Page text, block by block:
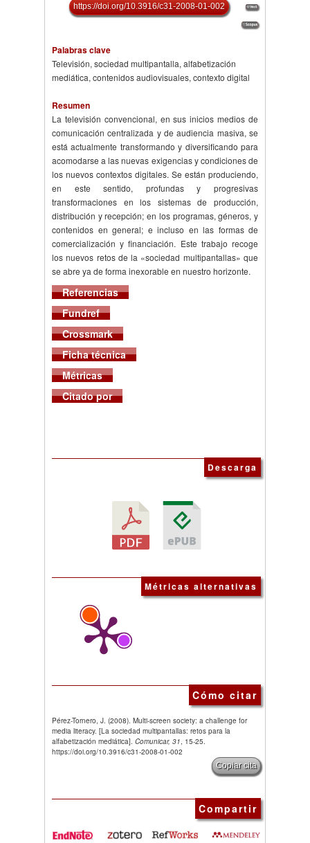
https://doi.org/10.3916/c31-2008-01-002
Palabras clave
Televisión, sociedad multipantalla, alfabetización
mediática, contenidos audiovisuales, contexto digital
Resumen
La televisión convencional, en sus inicios medios de
comunicación centralizada y de audiencia masiva, se
está actualmente transformando y diversificando para
acomodarse a las nuevas exigencias y condiciones de
los nuevos contextos digitales. Se están produciendo,
en este sentido, profundas y progresivas
transformaciones en los sistemas de producción,
distribución y recepción; en los programas, géneros, y
contenidos en general; e incluso en las formas de
comercialización y financiación. Este trabajo recoge
los nuevos retos de la «sociedad multipantallas» que
se abre ya de forma inexorable en nuestro horizonte.
Referencias
Fundref
Crossmark
Ficha técnica
Métricas
Citado por
Descarga
Métricas alternativas
Cómo citar
Pérez-Tornero, J. (2008). Multi-screen society: a challenge for
media literacy. [La sociedad multipantallas: retos para la
alfabetización mediática]. Comunicar, 31, 15-25.
https://doi.org/10.3916/c31-2008-01-002
Copiar cita
Compartir